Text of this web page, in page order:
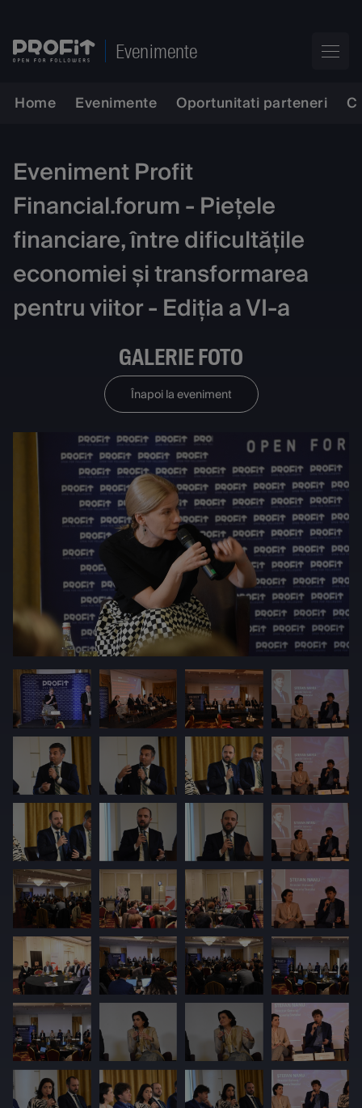
Evenimente
Home Evenimente Oportunitati parteneri
Eveniment Profit
Financial.forum - Piețele
financiare, între dificultățile
economiei și transformarea
pentru viitor - Ediția a VI-a
GALERIE FOTO
Înapoi la eveniment